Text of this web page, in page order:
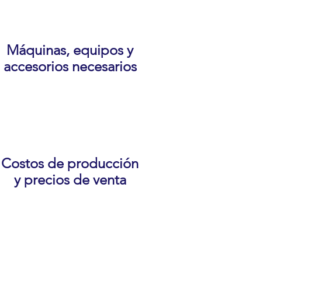
Máquinas, equipos y
accesorios necesarios
Costos de producción
y precios de venta